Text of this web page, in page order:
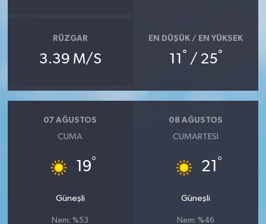
RÜZGAR
3.39 M/S
EN DÜŞÜK / EN YÜKSEK
11 ° / 25°
07 AĞUSTOS
CUMA
19°
Güneşli
Nem: %53
08 AĞUSTOS
CUMARTESI
21 °
Güneşli
Nem: %46